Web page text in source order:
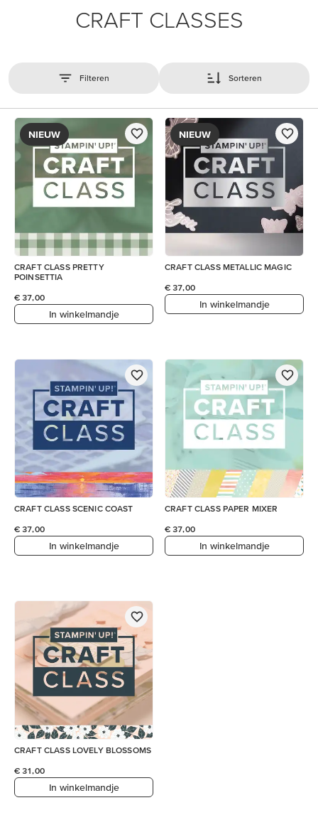
CRAFT CLASSES
Filteren Sorteren
NIEUW
CRAFT CLASS PRETTY
POINSETTIA
€ 37,00
In winkelmandje
NIEUW
CRAFT CLASS METALLIC MAGIC
€ 37,00
In winkelmandje
CRAFT CLASS SCENIC COAST
€ 37,00
In winkelmandje
CRAFT CLASS PAPER MIXER
€ 37,00
In winkelmandje
CRAFT CLASS LOVELY BLOSSOMS
€ 31,00
In winkelmandje